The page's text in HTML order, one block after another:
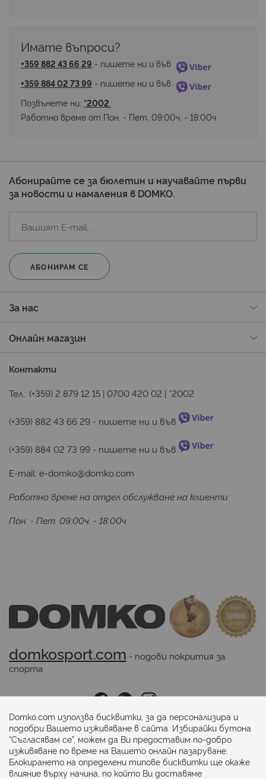
Имате въпроси?
+359 882 43 66 29 - пишете ни и във
+359 884 02 73 99 - пишете ни и във
Позвънете ни: *2002
Работно време от Пон. - Пет. 09:00ч. - 18:00ч.
Абонирайте се за бюлетин и научавайте първи
за новости и намаления в DOMKO.
АБОНИРАМ СЕ
За нас
Онлайн магазин
Контакти
Тел.: (+359) 2 879 12 15 | 0700 420 02 | *2002
(+359) 882 43 66 29 - пишете ни и във
(+359) 884 02 73 99 - пишете ни и във
E-mail: e-domko@domko.com
Работно време на отдел обслужване на клиенти:
Пон. - Пет. 09:00ч. - 18:00ч.
domkosport.com - подови покрития за
спорта
Последвайте ни:
Начини на плащане:
Domko.com използва бисквитки, за да персонализира и
подобри Вашето изживяване в сайта. Избирайки бутона
“Съгласявам се”, можем да Ви предоставим по-добро
изживяване по време на Вашето онлайн пазаруване.
Блокирането на определени типове бисквитки ще окаже
влияние върху начина, по който Ви доставяме